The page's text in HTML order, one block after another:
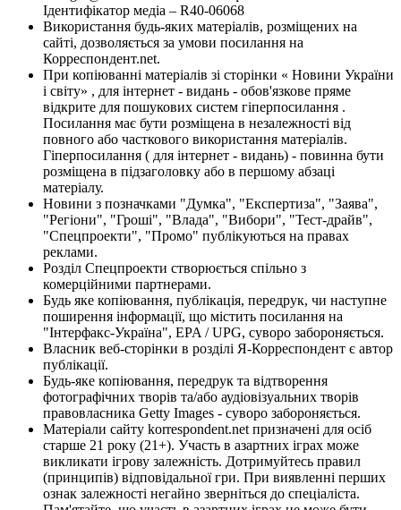
Ідентифікатор медіа – R40-06068
Використання будь-яких матеріалів, розміщених на
сайті, дозволяється за умови посилання на
Корреспондент.net.
При копіюванні матеріалів зі сторінки « Новини України
і світу» , для інтернет - видань - обов'язкове пряме
відкрите для пошукових систем гіперпосилання .
Посилання має бути розміщена в незалежності від
повного або часткового використання матеріалів.
Гіперпосилання ( для інтернет - видань) - повинна бути
розміщена в підзаголовку або в першому абзаці
матеріалу.
Новини з позначками "Думка", "Експертиза", "Заява",
"Регіони", "Гроші", "Влада", "Вибори", "Тест-драйв",
"Спецпроекти", "Промо" публікуються на правах
реклами.
Розділ Спецпроекти створюється спільно з
комерційними партнерами.
Будь яке копіювання, публікація, передрук, чи наступне
поширення інформації, що містить посилання на
"Інтерфакс-Україна", EPA / UPG, суворо забороняється.
Власник веб-сторінки в розділі Я-Корреспондент є автор
публікації.
Будь-яке копіювання, передрук та відтворення
фотографічних творів та/або аудіовізуальних творів
правовласника Getty Images - суворо забороняється.
Матеріали сайту korrespondent.net призначені для осіб
старше 21 року (21+). Участь в азартних іграх може
викликати ігрову залежність. Дотримуйтесь правил
(принципів) відповідальної гри. При виявленні перших
ознак залежності негайно зверніться до спеціаліста.